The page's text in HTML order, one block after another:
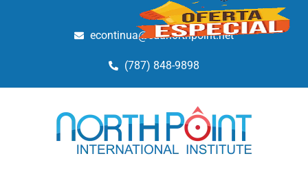
econtinua@edunorthpoint.net
(787) 848-9898